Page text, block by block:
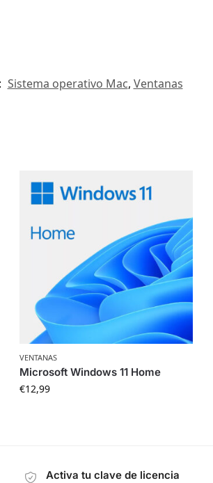
Sistema operativo Mac, Ventanas
VENTANAS
Microsoft Windows 11 Home
€12,99
Activa tu clave de licencia